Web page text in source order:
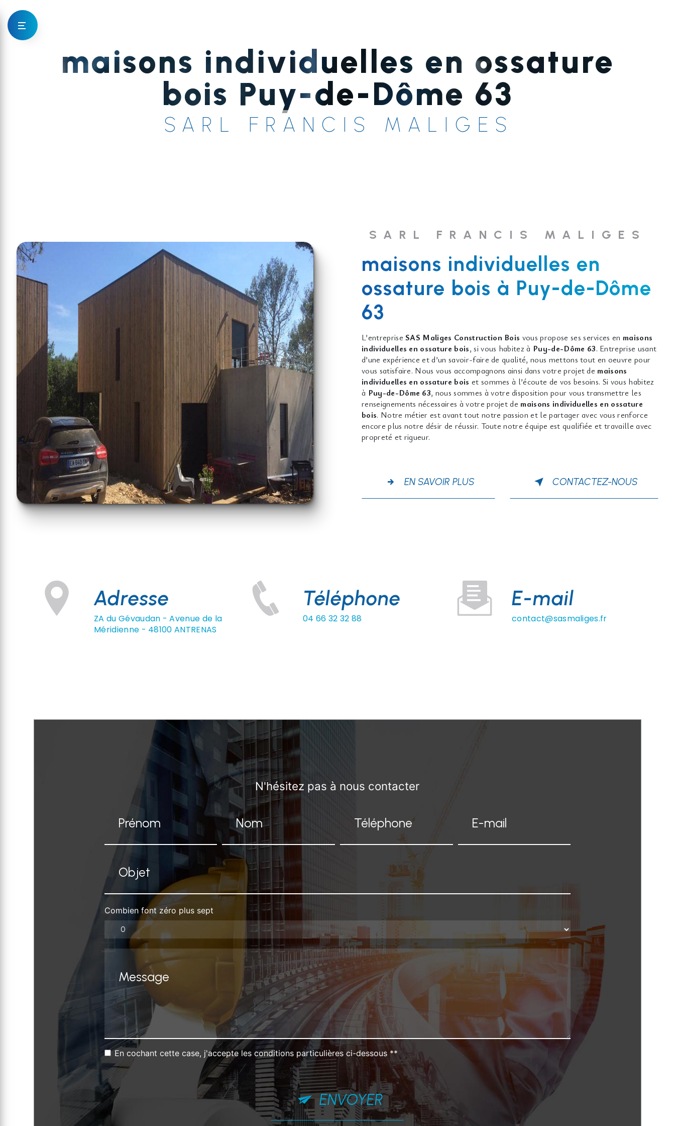
maisons individuelles en ossature
bois Puy-de-Dôme 63
SARL FRANCIS MALIGES
SARL FRANCIS MALIGES
maisons individuelles en
ossature bois à Puy-de-Dôme
63
L’entrepriseSAS Maliges Construction Bois vous propose ses services en maisons
individuelles en ossature bois, si vous habitez à Puy-de-Dôme 63. Entreprise usant
d’une expérience et d’un savoir-faire de qualité, nous mettons tout en oeuvre pour
vous satisfaire. Nous vous accompagnons ainsi dans votre projet de maisons
individuelles en ossature bois et sommes à l’écoute de vos besoins. Si vous habitez
à Puy-de-Dôme 63, nous sommes à votre disposition pour vous transmettre les
renseignements nécessaires à votre projet de maisons individuelles en ossature
bois. Notre métier est avant tout notre passion et le partager avec vous renforce
encore plus notre désir de réussir. Toute notre équipe est qualifiée et travaille avec
propreté et rigueur.
EN SAVOIR PLUS CONTACTEZ-NOUS
Adresse
ZA du Gévaudan - Avenue de la
Méridienne - 48100 ANTRENAS
Téléphone
04 66 32 32 88
E-mail
contact@sasmaliges.fr
N'hésitez pas à nous contacter
Combien font zéro plus sept
En cochant cette case, j'accepte les conditions particulières ci-dessous **
ENVOYER